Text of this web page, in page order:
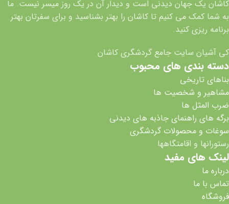
کاشان یک جهان دیدنی است و دیدار آن در یک روز میسر نیست. ما
به شما کمک می کنیم تا کاشان را بهتر بشناسید و برای سفرتان بهتر
برنامه ریزی کنید.
کی آشیان سایت جامع گردشگری کاشان
دسته بندی های محبوب
بناهای تاریخی
مشاهیر و شخصیت ها
ضرب المثل ها
برگه های راهنمای جاذبه های دیدنی
سوغات و محصولات گردشگری
رستورانها و اقامتگاهها
لینک های مفید
درباره ما
تماس با ما
فروشگاه